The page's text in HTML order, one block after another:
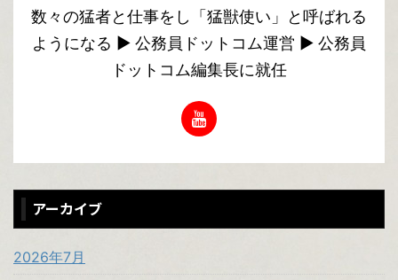
数々の猛者と仕事をし「猛獣使い」と呼ばれる
ようになる ▶︎ 公務員ドットコム運営 ▶︎ 公務員
ドットコム編集長に就任
アーカイブ
2026年7月